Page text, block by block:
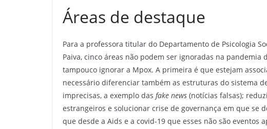
Áreas de destaque
Para a professora titular do Departamento de Psicologia
Paiva, cinco áreas não podem ser ignoradas na pandemia
tampouco ignorar a Mpox. A primeira é que estejam
necessário diferenciar também as estruturas do sistema
imprecisas, a exemplo das fake news (notícias falsas);
estrangeiros e solucionar crise de governança em que se
que desde a Aids e a covid-19 que esses não são eventos